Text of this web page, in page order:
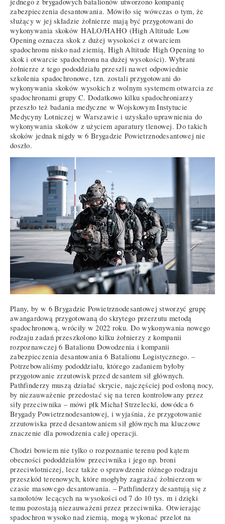
zabezpieczenia desantowania. Mówiło się wówczas o tym, że
służący w jej składzie żołnierze mają być przygotowani do
wykonywania skoków HALO/HAHO (High Altitude Low
Opening oznacza skok z dużej wysokości z otwarciem
spadochronu nisko nad ziemią, High Altitude High Opening to
skok i otwarcie spadochronu na dużej wysokości). Wybrani
żołnierze z tego pododdziału przeszli nawet odpowiednie
szkolenia spadochronowe, tzn. zostali przygotowani do
wykonywania skoków wysokich z wolnym systemem otwarcia ze
spadochronami grupy C. Dodatkowo kilku spadochroniarzy
przeszło też badania medyczne w Wojskowym Instytucie
Medycyny Lotniczej w Warszawie i uzyskało uprawnienia do
wykonywania skoków z użyciem aparatury tlenowej. Do takich
skoków jednak nigdy w 6 Brygadzie Powietrznodesantowej nie
doszło.
Plany, by w 6 Brygadzie Powietrznodesantowej stworzyć grupę
awangardową przygotowaną do skrytego przerzutu metodą
spadochronową, wróciły w 2022 roku. Do wykonywania nowego
rodzaju zadań przeszkolono kilku żołnierzy z kompanii
rozpoznawczej 6 Batalionu Dowodzenia i kompanii
zabezpieczenia desantowania 6 Batalionu Logistycznego. –
Potrzebowaliśmy pododdziału, którego zadaniem byłoby
przygotowanie zrzutowisk przed desantem sił głównych.
Pathfinderzy muszą działać skrycie, najczęściej pod osłoną nocy,
by niezauważenie przedostać się na teren kontrolowany przez
siły przeciwnika – mówi płk Michał Strzelecki, dowódca 6
Brygady Powietrznodesantowej, i wyjaśnia, że przygotowanie
zrzutowiska przed desantowaniem sił głównych ma kluczowe
znaczenie dla powodzenia całej operacji.
Chodzi bowiem nie tylko o rozpoznanie terenu pod kątem
obecności pododdziałów przeciwnika i jego np. broni
przeciwlotniczej, lecz także o sprawdzenie różnego rodzaju
przeszkód terenowych, które mogłyby zagrażać żołnierzom w
czasie masowego desantowania. – Pathfinderzy desantują się z
samolotów lecących na wysokości od 7 do 10 tys. m i dzięki
temu pozostają niezauważeni przez przeciwnika. Otwierając
spadochron wysoko nad ziemią, mogą wykonać przelot na